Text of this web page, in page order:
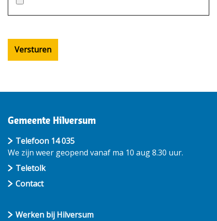
Versturen
Gemeente Hilversum
Telefoon 14 035
We zijn weer geopend vanaf ma 10 aug 8.30 uur.
Teletolk
Contact
Werken bij Hilversum